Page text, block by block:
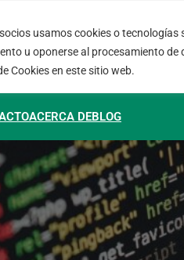
usamos cookies o
u oponerse al procesamiento
Cookies en este sitio web.
ACERCA DEBLOG